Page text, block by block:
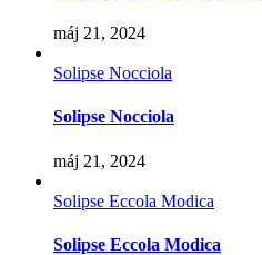
máj 21, 2024
Solipse Nocciola
Solipse Nocciola
máj 21, 2024
Solipse Eccola Modica
Solipse Eccola Modica